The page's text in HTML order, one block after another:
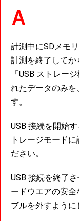
計測中にSDメモ
計測を終了してか
「USB ストレー
れたデータのみを
す。
USB 接続を開始
トレージモード
ださい。
USB 接続を終了
ードウエアの安
ブルを外すように